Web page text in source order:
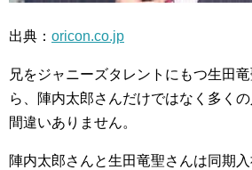
出典： oricon.co.jp
兄をジャニーズタレントにもつ生田
ら、陣内太郎さんだけではなく多く
間違いありません。
陣内太郎さんと生田竜聖さんは同期